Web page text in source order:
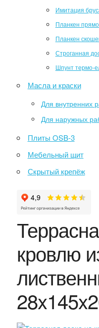
Имитация
Планкен
Планкен
Строганная
Шпунт термо-
Масла и краски
Для внутренних
Для наружных
Плиты OSB-3
Мебельный щит
Скрытый крепёж
кровлю